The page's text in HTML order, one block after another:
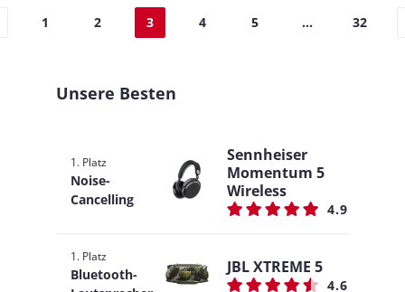
1 2 3 4 5 ... 32
Unsere Besten
1. Platz
Noise-
Cancelling
Sennheiser
Momentum 5
Wireless
4.9
1. Platz
Bluetooth-
JBL XTREME 5
4.6